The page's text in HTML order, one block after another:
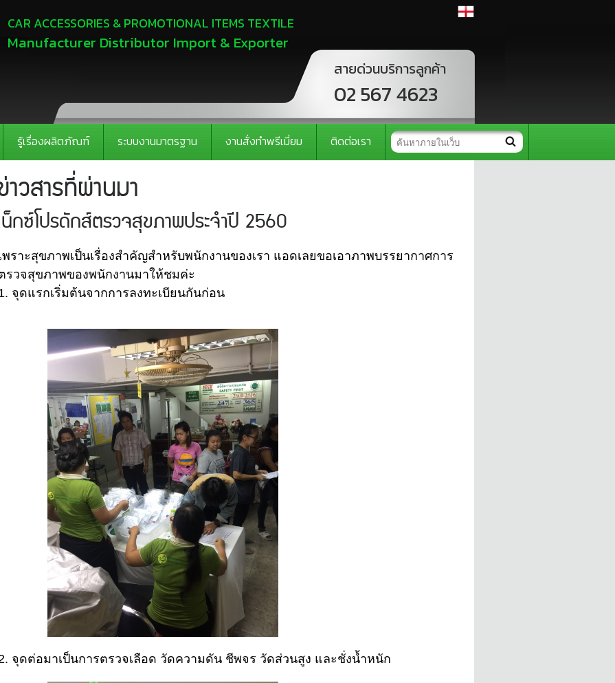
CAR ACCESSORIES & PROMOTIONAL ITEMS TEXTILE
Manufacturer Distributor Import & Exporter
สายด่วนบริการลูกค้า
02 567 4623
รู้เรื่องผลิตภัณฑ์ ระบบงานมาตรฐาน งานสั่งทำพรีเมี่ยม ติดต่อเรา
าวสารที่ผ่านมา
น็กซ์โปรดักส์ตรวจสุขภาพประจำปี 2560
พราะสุขภาพเป็นเรื่องสำคัญสำหรับพนักงานของเรา แอดเลยขอเอาภาพบรรยากาศการ
รวจสุขภาพของพนักงานมาให้ชมค่ะ
จุดแรกเริ่มต้นจากการลงทะเบียนกันก่อน
จุดต่อมาเป็นการตรวจเลือด วัดความดัน ชีพจร วัดส่วนสูง และชั่งน้ำหนัก